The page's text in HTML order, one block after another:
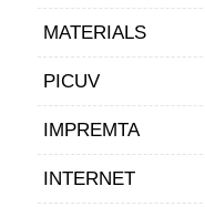
MATERIALS
PICUV
IMPREMTA
INTERNET